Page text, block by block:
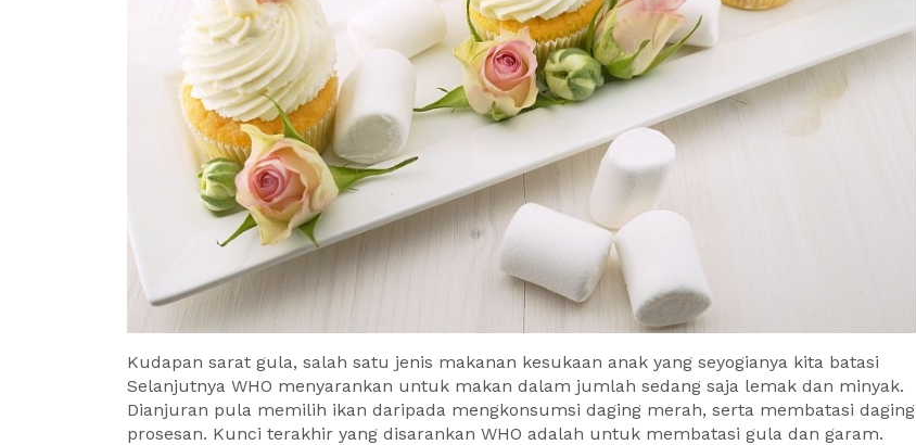
Kudapan sarat gula, salah satu jenis makanan kesukaan anak yang seyogianya kita batasi
Selanjutnya WHO menyarankan untuk makan dalam jumlah sedang saja lemak dan minyak.
Dianjuran pula memilih ikan daripada mengkonsumsi daging merah, serta membatasi daging
prosesan. Kunci terakhir yang disarankan WHO adalah untuk membatasi gula dan garam.